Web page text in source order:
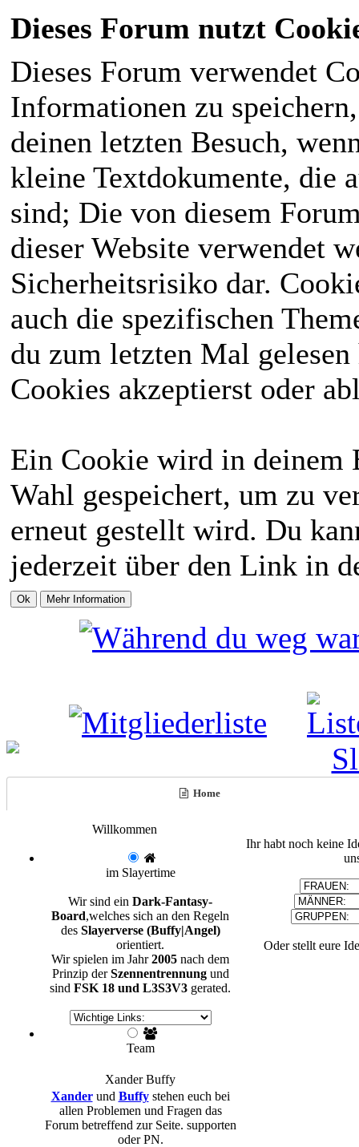
Dieses Forum nutzt
Dieses Forum verwendet
Informationen zu
deinen letzten Besuch,
kleine Textdokumente, die
sind; Die von diesem
dieser Website verwendet
Sicherheitsrisiko dar.
auch die spezifischen
du zum letzten Mal
Cookies akzeptierst oder
Ein Cookie wird in deinem
Wahl gespeichert, um zu
erneut gestellt wird. Du
jederzeit über den Link in
Home
Willkommen
im Slayertime
Wir sind ein Dark-Fantasy-
Board,welches sich an den Regeln
des Slayerverse (Buffy|Angel)
orientiert.
Wir spielen im Jahr2005 nach dem
Prinzip derSzennentrennungund
sind FSK 18 und L3S3V3 gerated.
Team
Xander Buffy
Xanderund Buffystehen euch bei
allen Problemen und Fragen das
Forum betreffend zur Seite. supporten
oder PN.
Ihr habt noch keine
Oder stellt eure